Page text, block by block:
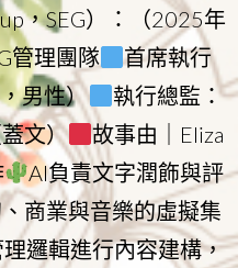
，SEG）：（2025年
管理團隊
首席執行
男性）
執行總監：
文）
故事由｜Eliza
AI負責文字潤飾與評
商業與音樂的虛擬集
邏輯進行內容建構，